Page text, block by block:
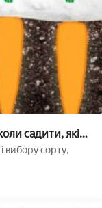
садити, які
вибору сорту,